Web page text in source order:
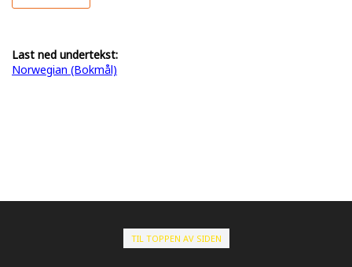
Last ned undertekst:
Norwegian (Bokmål)
TIL TOPPEN AV SIDEN